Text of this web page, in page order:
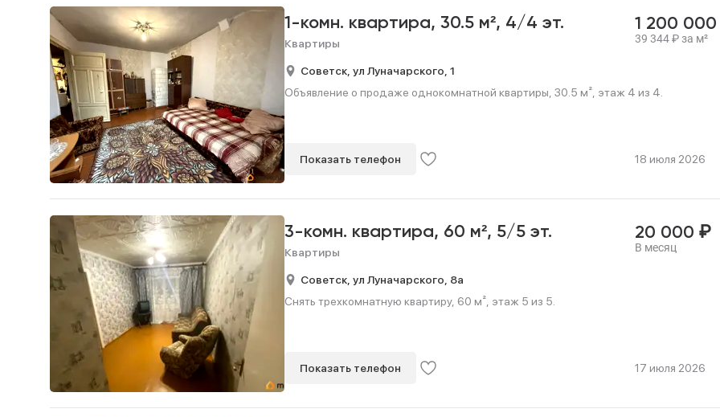
1-комн. квартира, 30.5 м², 4/4 эт.
Квартиры
1 200
39 344₽за м²
Советск, ул Луначарского, 1
Объявление о продаже однокомнатной квартиры, 30.5 м², этаж 4 из 4.
Показать телефон 18 июля 2026
3-комн. квартира, 60 м², 5/5 эт.
Квартиры
20 000 ₽
В месяц
Советск, ул Луначарского, 8а
Снять трехкомнатную квартиру, 60 м², этаж 5 из 5.
Показать телефон 17 июля 2026